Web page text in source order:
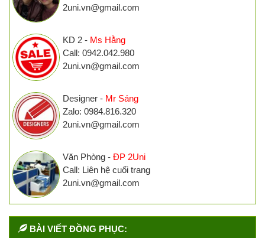
2uni.vn@gmail.com
KD 2 - Ms Hằng
Call: 0942.042.980
2uni.vn@gmail.com
Designer - Mr Sáng
Zalo: 0984.816.320
2uni.vn@gmail.com
Văn Phòng - ĐP 2Uni
Call: Liên hệ cuối trang
2uni.vn@gmail.com
BÀI VIẾT ĐỒNG PHỤC: